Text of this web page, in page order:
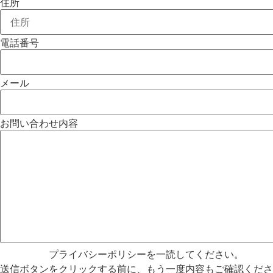
住所
電話番号
メール
お問い合わせ内容
プライバシーポリシーを一読してください。
送信ボタンをクリックする前に、もう一度内容もご確認くだ